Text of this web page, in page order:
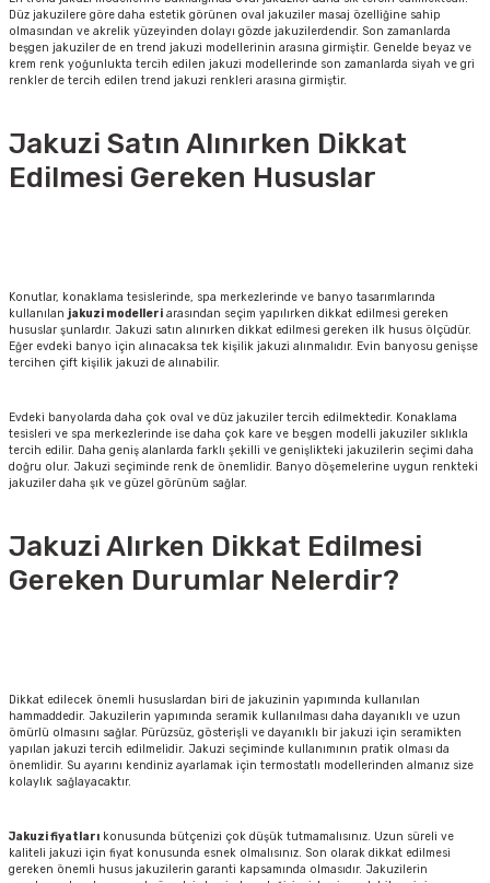
Düz jakuzilere göre daha estetik görünen oval jakuziler masaj özelliğine sahip
olmasından ve akrelik yüzeyinden dolayı gözde jakuzilerdendir. Son zamanlarda
beşgen jakuziler de en trend jakuzi modellerinin arasına girmiştir. Genelde beyaz ve
krem renk yoğunlukta tercih edilen jakuzi modellerinde son zamanlarda siyah ve gri
renkler de tercih edilen trend jakuzi renkleri arasına girmiştir.
Jakuzi Satın Alınırken Dikkat
Edilmesi Gereken Hususlar
Konutlar, konaklama tesislerinde, spa merkezlerinde ve banyo tasarımlarında
kullanılan jakuzi modelleri arasından seçim yapılırken dikkat edilmesi gereken
hususlar şunlardır. Jakuzi satın alınırken dikkat edilmesi gereken ilk husus ölçüdür.
Eğer evdeki banyo için alınacaksa tek kişilik jakuzi alınmalıdır. Evin banyosu genişse
tercihen çift kişilik jakuzi de alınabilir.
Evdeki banyolarda daha çok oval ve düz jakuziler tercih edilmektedir. Konaklama
tesisleri ve spa merkezlerinde ise daha çok kare ve beşgen modelli jakuziler sıklıkla
tercih edilir. Daha geniş alanlarda farklı şekilli ve genişlikteki jakuzilerin seçimi daha
doğru olur. Jakuzi seçiminde renk de önemlidir. Banyo döşemelerine uygun renkteki
jakuziler daha şık ve güzel görünüm sağlar.
Jakuzi Alırken Dikkat Edilmesi
Gereken Durumlar Nelerdir?
Dikkat edilecek önemli hususlardan biri de jakuzinin yapımında kullanılan
hammaddedir. Jakuzilerin yapımında seramik kullanılması daha dayanıklı ve uzun
ömürlü olmasını sağlar. Pürüzsüz, gösterişli ve dayanıklı bir jakuzi için seramikten
yapılan jakuzi tercih edilmelidir. Jakuzi seçiminde kullanımının pratik olması da
önemlidir. Su ayarını kendiniz ayarlamak için termostatlı modellerinden almanız size
kolaylık sağlayacaktır.
Jakuzi fiyatları konusunda bütçenizi çok düşük tutmamalısınız. Uzun süreli ve
kaliteli jakuzi için fiyat konusunda esnek olmalısınız. Son olarak dikkat edilmesi
gereken önemli husus jakuzilerin garanti kapsamında olmasıdır. Jakuzilerin